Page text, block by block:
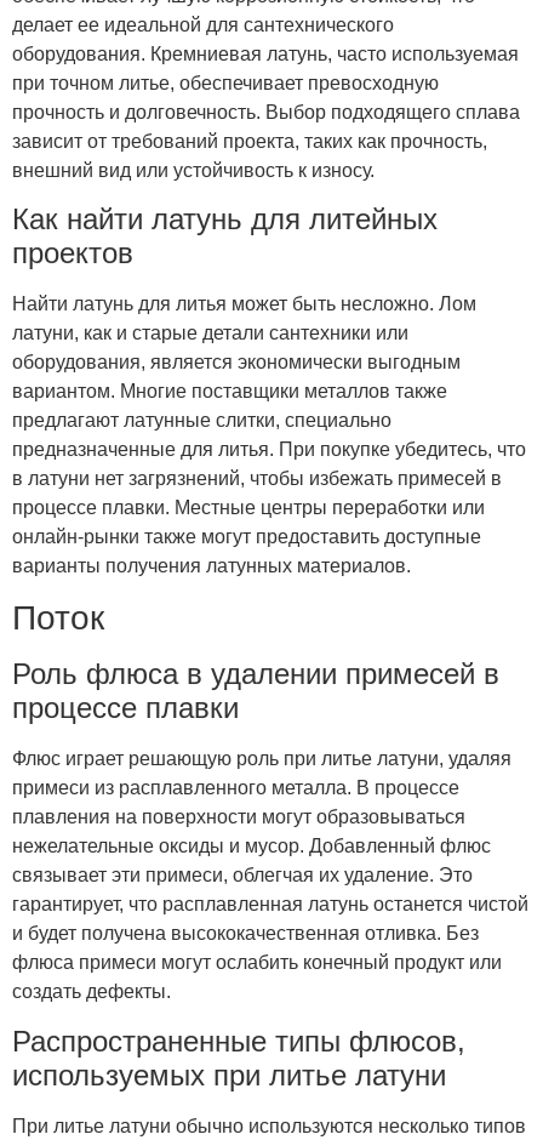
делает ее идеальной для сантехнического
оборудования. Кремниевая латунь, часто используемая
при точном литье, обеспечивает превосходную
прочность и долговечность. Выбор подходящего сплава
зависит от требований проекта, таких как прочность,
внешний вид или устойчивость к износу.
Как найти латунь для литейных
проектов
Найти латунь для литья может быть несложно. Лом
латуни, как и старые детали сантехники или
оборудования, является экономически выгодным
вариантом. Многие поставщики металлов также
предлагают латунные слитки, специально
предназначенные для литья. При покупке убедитесь, что
в латуни нет загрязнений, чтобы избежать примесей в
процессе плавки. Местные центры переработки или
онлайн-рынки также могут предоставить доступные
варианты получения латунных материалов.
Поток
Роль флюса в удалении примесей в
процессе плавки
Флюс играет решающую роль при литье латуни, удаляя
примеси из расплавленного металла. В процессе
плавления на поверхности могут образовываться
нежелательные оксиды и мусор. Добавленный флюс
связывает эти примеси, облегчая их удаление. Это
гарантирует, что расплавленная латунь останется чистой
и будет получена высококачественная отливка. Без
флюса примеси могут ослабить конечный продукт или
создать дефекты.
Распространенные типы флюсов,
используемых при литье латуни
При литье латуни обычно используются несколько типов